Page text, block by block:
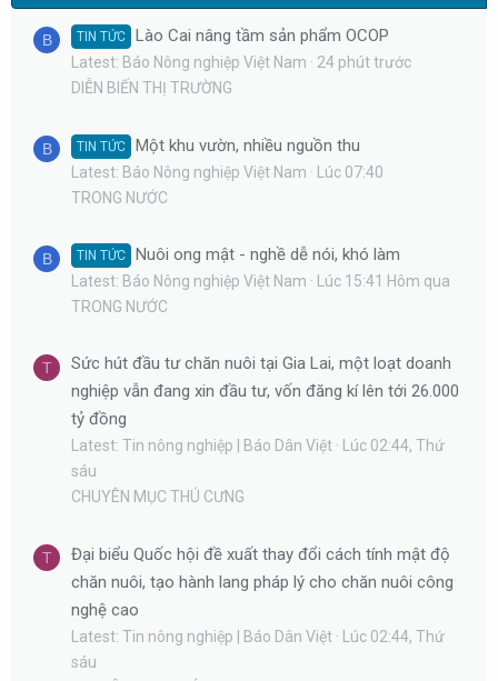
B TIN TỨC Lào Cai nâng tầm sản phẩm OCOP
Latest: Báo Nông nghiệp Việt Nam
24 phút trước
DIỄN BIẾN THỊ TRƯỜNG
B TIN TỨC Một khu vườn, nhiều nguồn thu
Latest: Báo Nông nghiệp Việt Nam
Lúc 07:40
TRONG NƯỚC
B TIN TỨC Nuôi ong mật - nghề dễ nói, khó làm
Latest: Báo Nông nghiệp Việt Nam
Lúc 15:41 Hôm qua
TRONG NƯỚC
T
Sức hút đầu tư chăn nuôi tại Gia Lai, một loạt doanh
nghiệp vẫn đang xin đầu tư, vốn đăng kí lên tới 26.000
tỷ đồng
Latest: Tin nông nghiệp | Báo Dân Việt
Lúc 02:44, Thứ
sáu
CHUYÊN MỤC THÚ CƯNG
T
Đại biểu Quốc hội đề xuất thay đổi cách tính mật độ
chăn nuôi, tạo hành lang pháp lý cho chăn nuôi công
nghệ cao
Latest: Tin nông nghiệp | Báo Dân Việt
Lúc 02:44, Thứ
sáu